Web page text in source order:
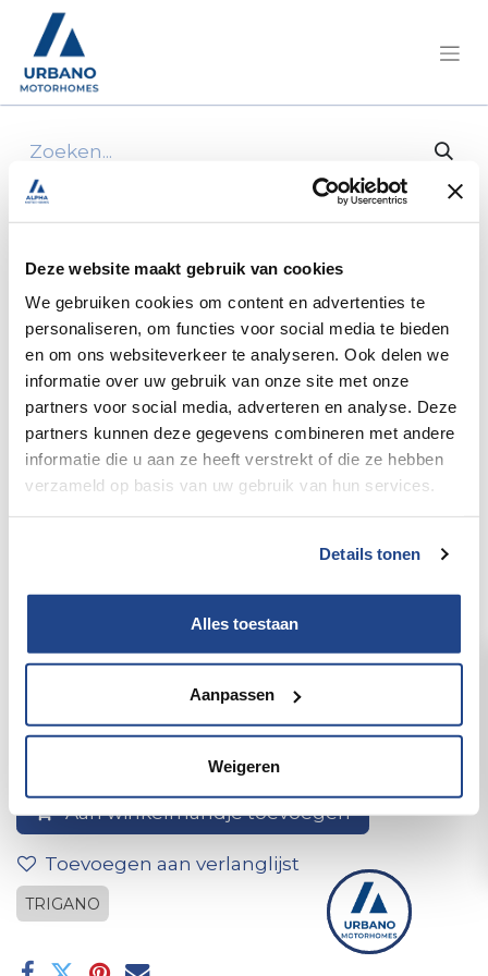
Deze website maakt gebruik van cookies
We gebruiken cookies om content en advertenties te
personaliseren, om functies voor social media te bieden
en om ons websiteverkeer te analyseren. Ook delen we
informatie over uw gebruik van onze site met onze
partners voor social media, adverteren en analyse. Deze
partners kunnen deze gegevens combineren met andere
informatie die u aan ze heeft verstrekt of die ze hebben
verzameld op basis van uw gebruik van hun services.
Details tonen
Alles toestaan
Aanpassen
Weigeren
Alle producten 10* drukknop m te schroeven
10* drukknop m te schroeven
Aan winkelmandje toevoegen
Toevoegen aan verlanglijst
TRIGANO